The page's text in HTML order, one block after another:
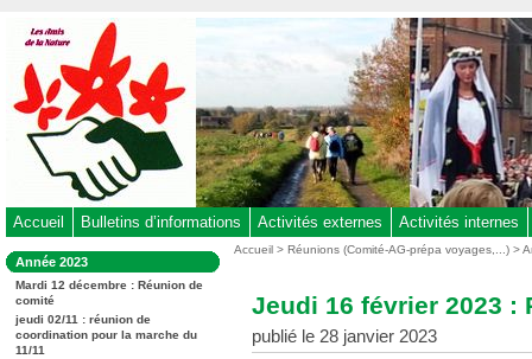
au
contenu
-
Aller
au
menu
-
à
la
recherche
Accueil Bulletins d’informations Activités externes Activités internes
Dans
la
rubrique
:
Année 2023
Mardi 12 décembre : Réunion de
comité
jeudi 02/11 : réunion de
coordination pour la marche du
11/11
Vous
Accueil >Réunions (Comité-AG-prépa voyages,...) >
Jeudi 16 février 2023 :
publié le 28 janvier 2023